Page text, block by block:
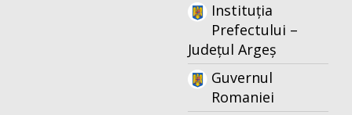
Instituția
Prefectului –
Județul Argeș
Guvernul
Romaniei